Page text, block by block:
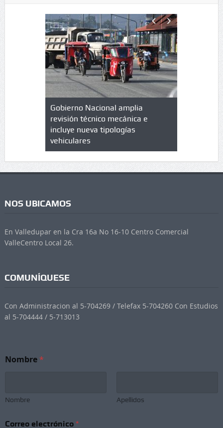
de
Gobierno Nacional amplia
revisión técnico mecánica e
incluye nueva tipologías
vehiculares
NOS UBICAMOS
En Valledupar en la Cra 16a No 16-10 Centro Comercial
ValleCentro Local 26.
COMUNÍQUESE
Con Administracion al 5-704269 / Telefax 5-704260 Con Estudios
al 5-704444 / 5-713013
e
t
Nombre*
Nombre Apellidos
Correo electrónico *